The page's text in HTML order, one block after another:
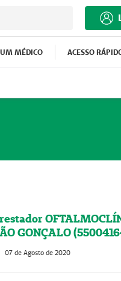
MÉDICO ACESSO
GONÇALO
07 de Agosto de 2020